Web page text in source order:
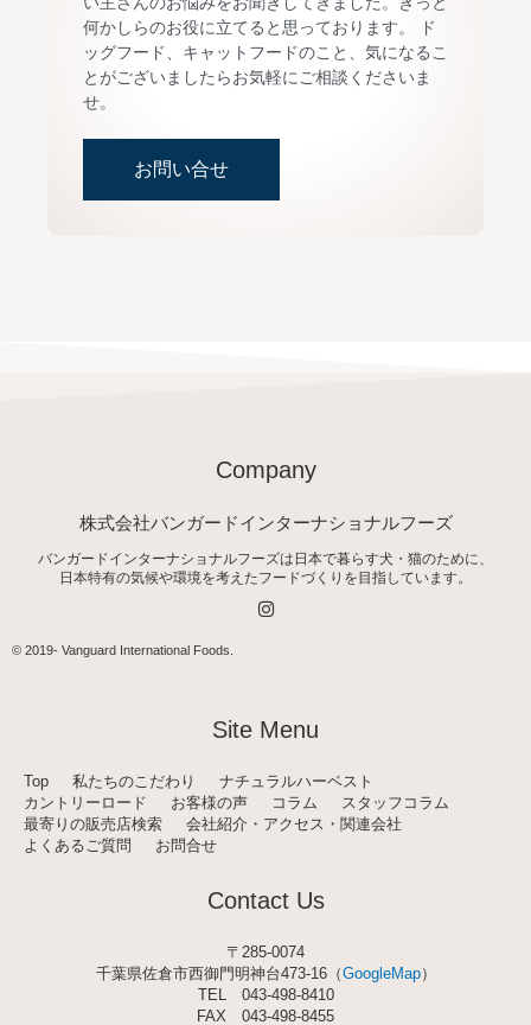
何かしらのお役に立てると思っております。 ド
ッグフード、キャットフードのこと、気になるこ
とがございましたらお気軽にご相談くださいま
せ。
お問い合せ
Company
株式会社バンガードインターナショナルフーズ
バンガードインターナショナルフーズは日本で暮らす犬・猫のために、
日本特有の気候や環境を考えたフードづくりを目指しています。
I
n
a
m
© 2019- Vanguard International Foods
Site Menu
Top 私たちのこだわり
ナチュラルハーベスト
カントリーロード
お客様の声 コラム
スタッフコラム
最寄りの販売店検索
会社紹介・アクセス・関連会社
よくあるご質問
お問合せ
Contact Us
〒285-0074
千葉県佐倉市西御門明神台473-16（GoogleMap）
TEL 043-498-8410
FAX 043-498-8455